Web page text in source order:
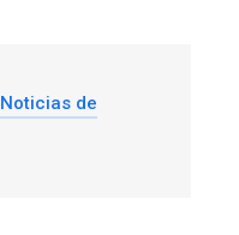
Noticias de